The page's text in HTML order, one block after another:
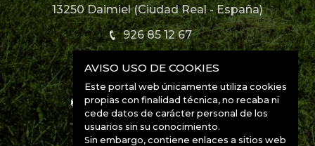
13250 Daimiel (Ciudad Real - España)
926 85 12 67
926 85 52 49
info@manchabirds.com
Ubicación
AVISO USO DE COOKIES
Este portal web únicamente utiliza cookies
propias con finalidad técnica, no recaba ni
cede datos de carácter personal de los
usuarios sin su conocimiento.
Sin embargo, contiene enlaces a sitios web